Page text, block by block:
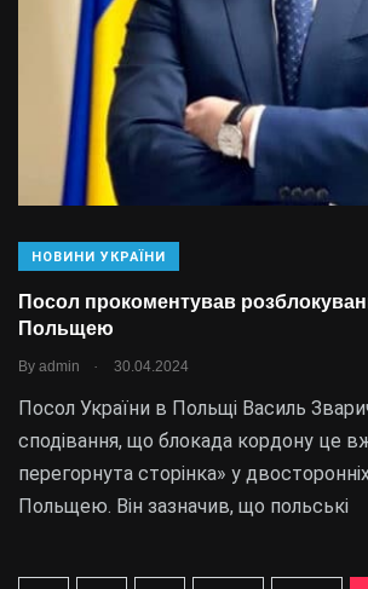
НОВИНИ УКРАЇНИ
Посол прокоментував
Польщею
By admin . 30.04.2024
Посол України в Польщі Василь
сподівання, що блокада кордону це
перегорнута сторінка» у
Польщею. Він зазначив, що польські